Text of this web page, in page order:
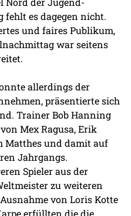
fehlt es dagegen nicht.
und faires Publikum,
war seitens
allerdings der
präsentierte sich
Trainer Bob Hanning
Mex Ragusa, Erik
Matthes und damit auf
Jahrgangs.
Spieler aus der
zu weiteren
von Loris Kotte
erfüllten die die